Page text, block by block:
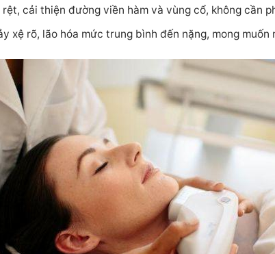
cải thiện đường viền hàm và vùng cổ, không cần
xệ rõ, lão hóa mức trung bình đến nặng, mong